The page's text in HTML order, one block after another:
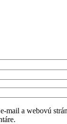
mail a webovú